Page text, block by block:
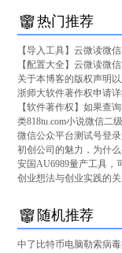
热门推荐
【导入工具】云微读微
【配置大全】云微读微
关于本博客的版权声明
浙师大软件著作权申请
【软件著作权】如果查
类818tu.com小说微信二
微信公众平台测试号登
初创公司的魅力，为什
安国AU6989量产工具，
创业想法与创业实践的
随机推荐
中了比特币电脑勒索病